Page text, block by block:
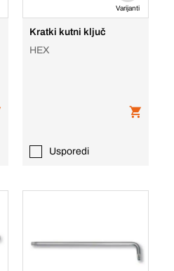
Varijanti
Kratki kutni ključ
HEX
Usporedi